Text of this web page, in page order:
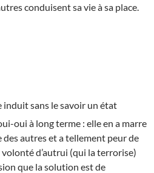
conduisent sa vie à sa place.
induit sans le savoir un état
oui à long terme : elle en a marre
des autres et a tellement peur de
volonté d’autrui (qui la terrorise)
que la solution est de